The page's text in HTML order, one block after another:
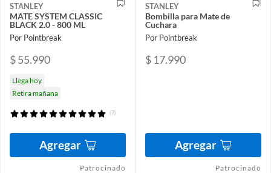
STANLEY
MATE SYSTEM CLASSIC
BLACK 2.0 - 800 ML
Por Pointbreak
$ 55.990
Llega hoy
Retira mañana
(7)
Agregar
Patrocinado
STANLEY
Bombilla para Mate de
Cuchara
Por Pointbreak
$ 17.990
Agregar
Patrocinado